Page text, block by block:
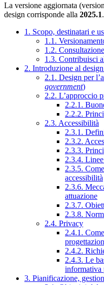
La versione aggiornata
design corrisponde alla 2025.1.
1. Scopo, destinatari e
1.1.
1.2.
1.3. Contribuisci
2. Introduzione al
2.1. Design per
government)
2.2. L’approccio
2.2.1.
2.2.2.
2.3. Accessibilità
2.3.1.
2.3.2.
2.3.3.
2.3.4.
2.3.5.
accessibilità
2.3.6.
attuazione
2.3.7.
2.3.8.
2.4. Privacy
2.4.1.
2.4.2.
2.4.3. Le
informativa
3. Pianificazione,